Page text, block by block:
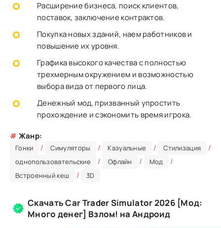
Расширение бизнеса, поиск клиентов,
поставок, заключение контрактов.
Покупка новых зданий, наем работников и
повышение их уровня.
Графика высокого качества с полностью
трехмерным окружением и возможностью
выбора вида от первого лица.
Денежный мод, призванный упростить
прохождение и сэкономить время игрока.
# Жанр:
Гонки / Симуляторы / Казуальные / Стилизация /
однопользовательские / Офлайн / Мод /
Встроенный кеш / 3D
Скачать Car Trader Simulator 2026 [Мод:
Много денег] Взлом! на Андроид